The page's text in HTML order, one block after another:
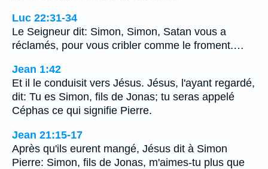
Luc 22:31-34
Le Seigneur dit: Simon, Simon, Satan vous a
réclamés, pour vous cribler comme le froment.…
Jean 1:42
Et il le conduisit vers Jésus. Jésus, l'ayant regardé,
dit: Tu es Simon, fils de Jonas; tu seras appelé
Céphas ce qui signifie Pierre.
Jean 21:15-17
Après qu'ils eurent mangé, Jésus dit à Simon
Pierre: Simon, fils de Jonas, m'aimes-tu plus que